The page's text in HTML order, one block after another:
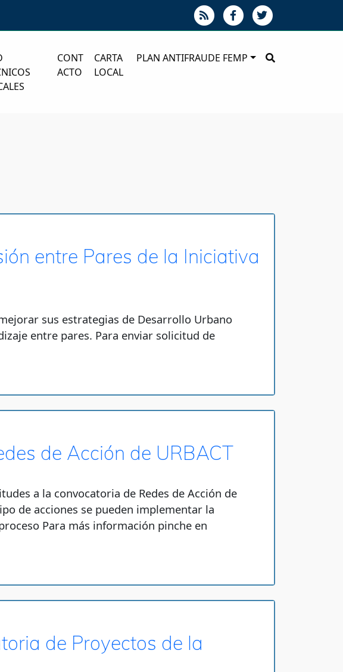
CONT
ACTO
CARTA
LOCAL
PLAN ANTIFRAUDE FEMP
entre Pares de la Iniciativa
sus estrategias de Desarrollo Urbano
entre pares. Para enviar solicitud de
de Acción de URBACT
a la convocatoria de Redes de Acción de
de acciones se pueden implementar la
Para más información pinche en
de Proyectos de la